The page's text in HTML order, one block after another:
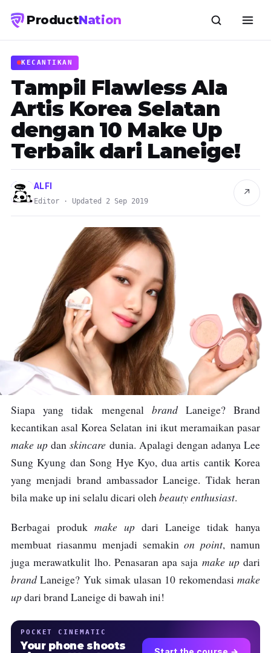
ProductNation
KECANTIKAN
Tampil Flawless Ala
Artis Korea Selatan
dengan 10 Make Up
Terbaik dari Laneige!
ALFI
Editor · Updated 2 Sep 2019
↗
Siapa yang tidak mengenal brandLaneige? Brand
kecantikan asal Korea Selatan ini ikut meramaikan pasar
make updanskincare dunia. Apalagi dengan adanya Lee
Sung Kyung dan Song Hye Kyo, dua artis cantik Korea
yang menjadi brand ambassador Laneige. Tidak heran
bila make up ini selalu dicari olehbeauty enthusiast.
Berbagai produk make up dari Laneige tidak hanya
membuat riasanmu menjadi semakinon point, namun
juga merawatkulit lho. Penasaran apa saja make up dari
brandLaneige? Yuk simak ulasan 10 rekomendasi make
updari brand Laneige di bawah ini!
POCKET CINEMATIC
Your phone shoots